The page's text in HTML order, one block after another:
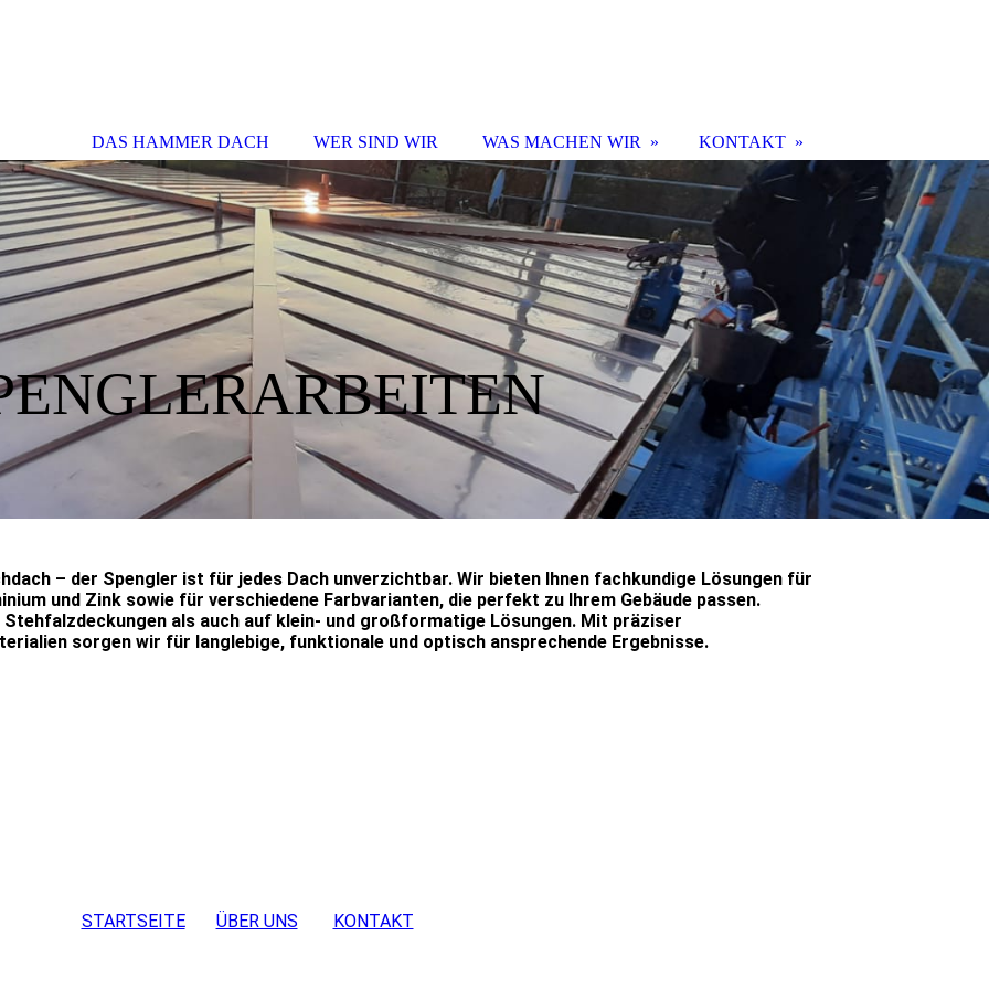
– der Spengler ist für jedes Dach unverzichtbar. Wir bieten Ihnen fachkundige Lösungen für
und Zink sowie für verschiedene Farbvarianten, die perfekt zu Ihrem Gebäude passen.
als auch auf klein- und großformatige Lösungen. Mit präziser
sorgen wir für langlebige, funktionale und optisch ansprechende Ergebnisse.
STARTSEITE ÜBER UNS KONTAKT
DAS HAMMER DACH WER SIND WIR WAS MACHEN WIR KONTAKT